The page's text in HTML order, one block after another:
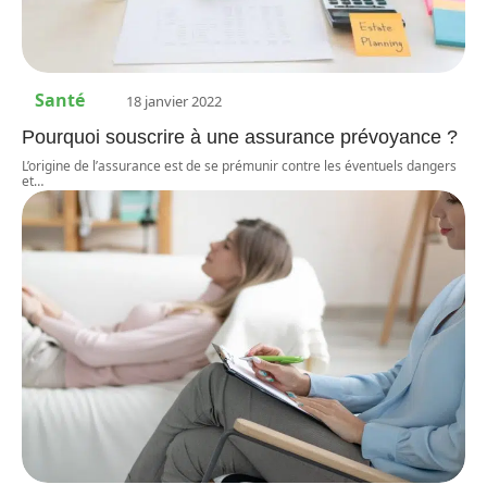
Santé 18 janvier 2022
Pourquoi souscrire à une assurance prévoyance ?
L’origine de l’assurance est de se prémunir contre les éventuels dangers
et…